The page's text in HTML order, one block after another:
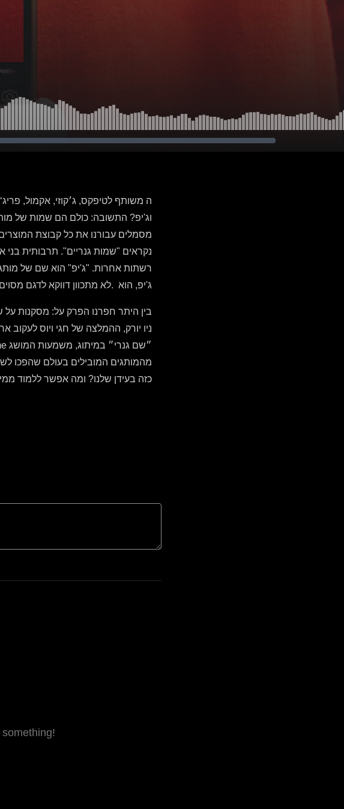
ה משותף לטיפקס, ג׳קוזי, אקמול,
וג'יפ? התשובה: כולם הם שמות של
מסמלים עבורנו את כל קבוצת
נקראים "שמות גנריים". תרבותית
רשתות אחרות. "ג'יפ" הוא שם של
ג'יפ, הוא .לא מתכוון דווקא לדגם
בין היתר חפרנו הפרק על: מסקנות
ניו יורק, ההמלצה של חגי ויוס
מהמותגים המובילים בעולם שהפכו
כזה בעידן שלנו? ומה אפשר ללמוד